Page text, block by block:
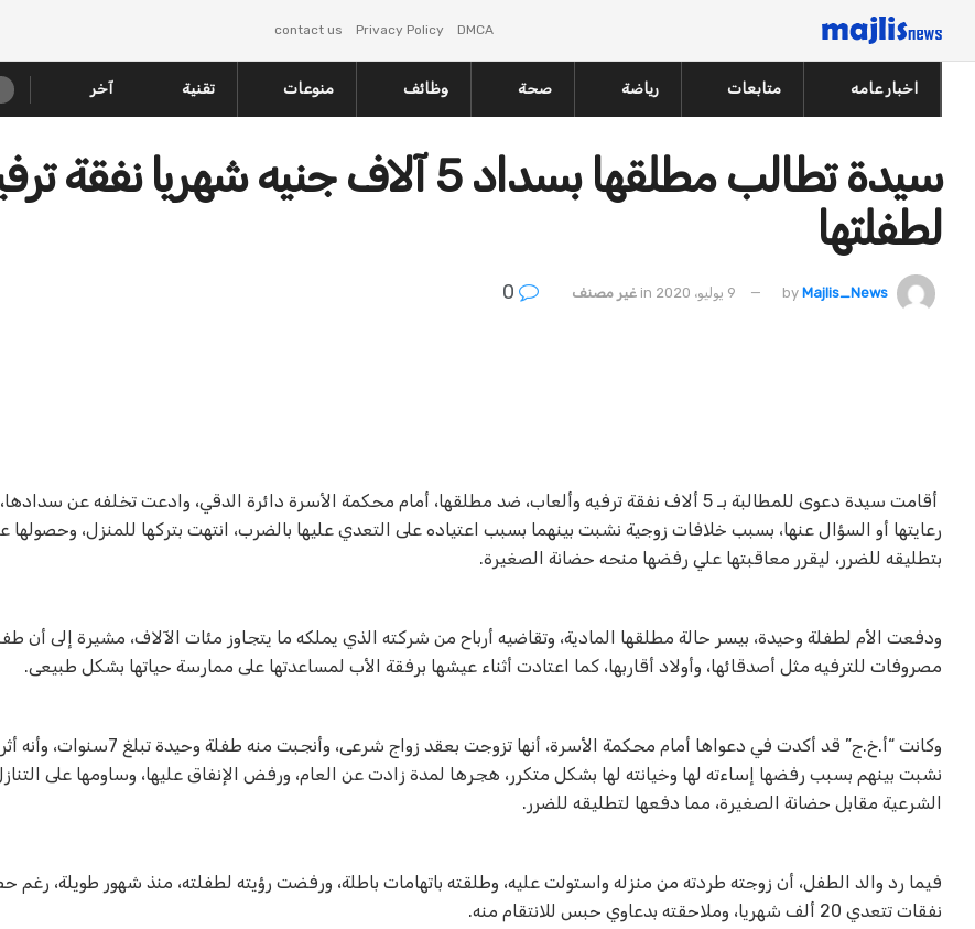
DMCA
Privacy Policy
contact us
اخبار عامه متابعات رياضة صحة وظائف منوعات تقنية آخر
سيدة تطالب مطلقها بسداد 5 آلاف جنيه شهريا نفقة
لطفلتها
by Majlis_News 9 يوليو، 2020 in غير مصنف
أقامت سيدة دعوى للمطالبة بـ 5 ألاف نفقة ترفيه وألعاب، ضد مطلقها، أمام محكمة الأسرة دائرة الدقي، وادعت تخلفه عن
رعايتها أو السؤال عنها، بسبب خلافات زوجية نشبت بينهما بسبب اعتياده على التعدي عليها بالضرب، انتهت بتركها للمنزل، وحصولها
بتطليقه للضرر، ليقرر معاقبتها علي رفضها منحه حضانة الصغيرة.
ودفعت الأم لطفلة وحيدة، بيسر حالة مطلقها المادية، وتقاضيه أرباح من شركته الذي يملكه ما يتجاوز مئات الآلاف، مشيرة إلى أن
مصروفات للترفيه مثل أصدقائها، وأولاد أقاربها، كما اعتادت أثناء عيشها برفقة الأب لمساعدتها على ممارسة حياتها بشكل طبيعى.
وكانت “أ.خ.ج” قد أكدت في دعواها أمام محكمة الأسرة، أنها تزوجت بعقد زواج شرعى،
نشبت بينهم بسبب رفضها إساءته لها وخيانته لها بشكل متكرر، هجرها لمدة زادت عن العام، ورفض الإنفاق عليها، وساومها على
الشرعية مقابل حضانة الصغيرة، مما دفعها لتطليقه للضرر .
فيما رد والد الطفل، أن زوجته طردته من منزله واستولت عليه، وطلقته باتهامات باطلة، ورفضت رؤيته لطفلته، منذ شهور طويلة، رغم
نفقات تتعدي 20 ألف شهريا، وملاحقته بدعاوي حبس للانتقام منه.